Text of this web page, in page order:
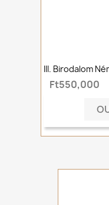
III. Birodalom
Ft550,000